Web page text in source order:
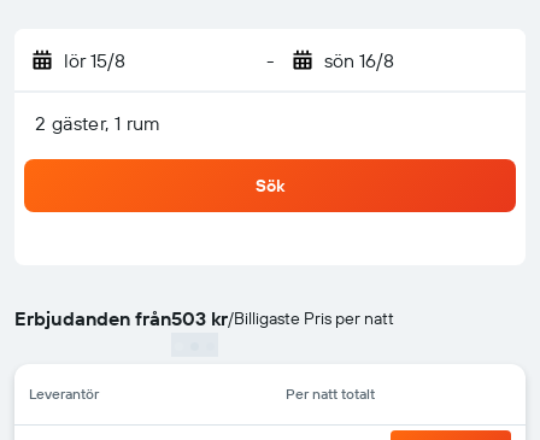
lör 15/8 - sön 16/8
2 gäster, 1 rum
Sök
Erbjudanden från503 kr/Billigaste Pris per natt
Leverantör Per natt totalt